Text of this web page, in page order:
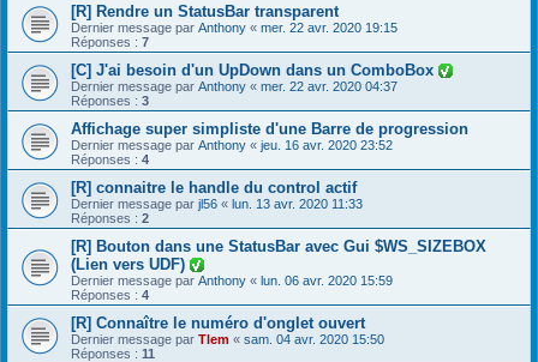
[R] Rendre un StatusBar transparent
Dernier message par Anthony « mer. 22 avr. 2020 19:15
Réponses : 7
[C] J'ai besoin d'un UpDown dans un ComboBox
Dernier message par Anthony « mer. 22 avr. 2020 04:37
Réponses : 3
Affichage super simpliste d'une Barre de progression
Dernier message par Anthony « jeu. 16 avr. 2020 23:52
Réponses : 4
[R] connaitre le handle du control actif
Dernier message par jl56 « lun. 13 avr. 2020 11:33
Réponses : 2
[R] Bouton dans une StatusBar avec Gui $WS_SIZEBOX
(Lien vers UDF)
Dernier message par Anthony « lun. 06 avr. 2020 15:59
Réponses : 4
[R] Connaître le numéro d'onglet ouvert
Dernier message par Tlem « sam. 04 avr. 2020 15:50
Réponses : 11